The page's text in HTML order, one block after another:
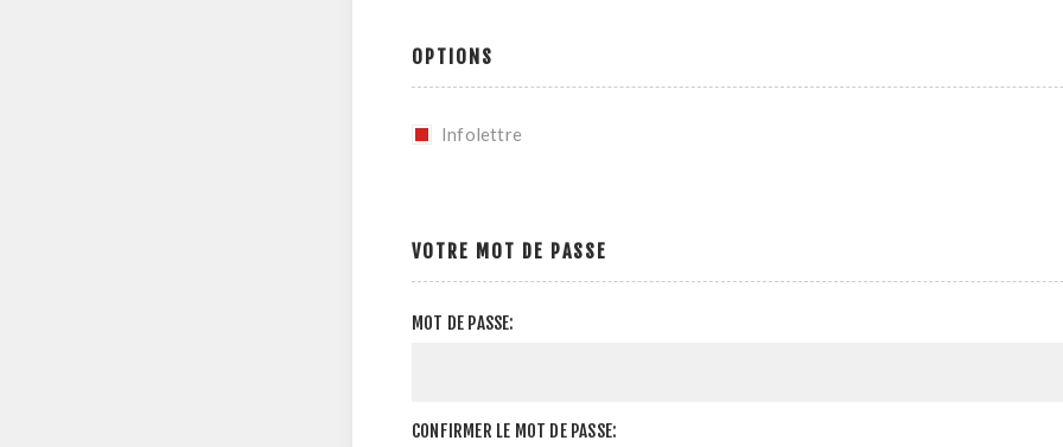
OPTIONS
Infolettre
VOTRE MOT DE PASSE
MOT DE PASSE:
CONFIRMER LE MOT DE PASSE: